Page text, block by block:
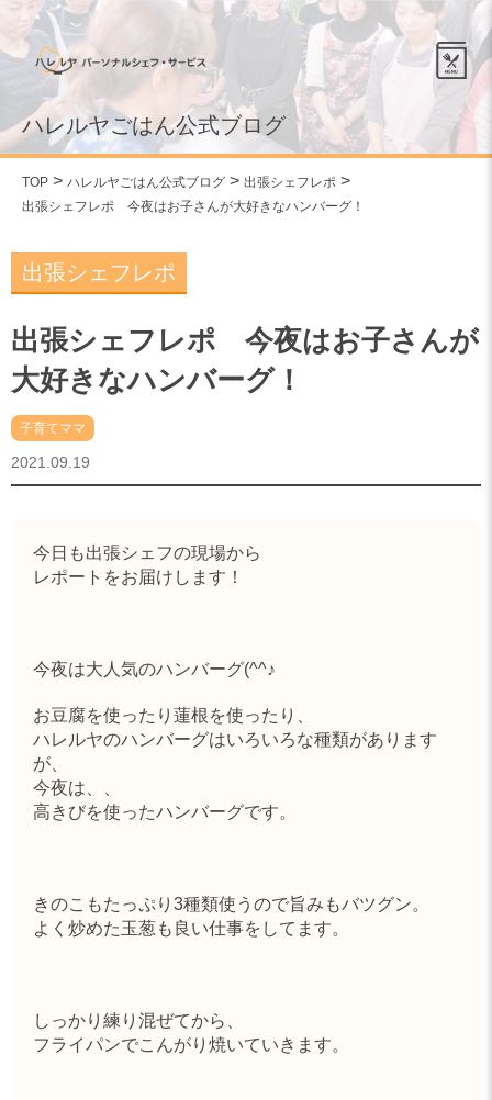
ハレルヤごはん公式ブログ
TOP ハレルヤごはん公式ブログ
出張シェフレポ
出張シェフレポ 今夜はお子さんが大好きなハンバーグ！
出張シェフレポ 今夜はお子さんが
大好きなハンバーグ！
出張シェフレポ
子育てママ
2021.09.19
今日も出張シェフの現場から
レポートをお届けします！
今夜は大人気のハンバーグ(^^♪
お豆腐を使ったり蓮根を使ったり、
ハレルヤのハンバーグはいろいろな種類があります
が、
今夜は、、
高きびを使ったハンバーグです。
きのこもたっぷり3種類使うので旨みもバツグン。
よく炒めた玉葱も良い仕事をしてます。
しっかり練り混ぜてから、
フライパンでこんがり焼いていきます。